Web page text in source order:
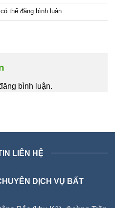
thể đăng bình luận.
bình luận.
LIÊN HỆ
DỊCH VỤ BẤT